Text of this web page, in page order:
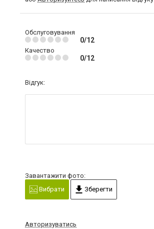
Обслуговування
0/12
Качество
0/12
Відгук:
Завантажити фото:
Вибрати
Зберегти
Авторизуватись